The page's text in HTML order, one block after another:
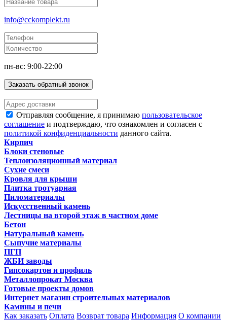
info@cckomplekt.ru
пн-вс: 9:00-22:00
Заказать обратный звонок
Отправляя сообщение, я принимаю пользовательское
соглашение и подтверждаю, что ознакомлен и согласен с
политикой конфиденциальности данного сайта.
Кирпич
Блоки стеновые
Теплоизоляционный материал
Сухие смеси
Кровля для крыши
Плитка тротуарная
Пиломатериалы
Искусственный камень
Лестницы на второй этаж в частном доме
Бетон
Натуральный камень
Сыпучие материалы
ПГП
ЖБИ заводы
Гипсокартон и профиль
Металлопрокат Москва
Готовые проекты домов
Интернет магазин строительных материалов
Камины и печи
Как заказать Оплата Возврат товара Информация О компании